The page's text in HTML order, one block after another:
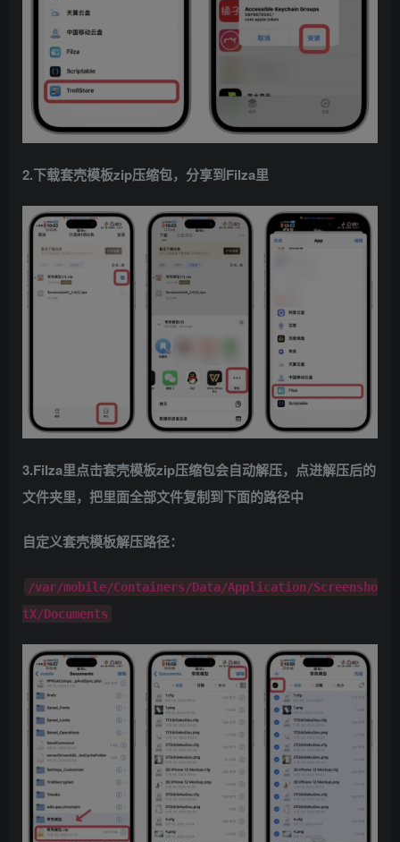
2.下载套壳模板zip压缩包，分享到Filza里
3.Filza里点击套壳模板zip压缩包会自动解压，点进解压后的
文件夹里，把里面全部文件复制到下面的路径中
自定义套壳模板解压路径：
/var/mobile/Containers/Data/Application/Screensho
tX/Documents